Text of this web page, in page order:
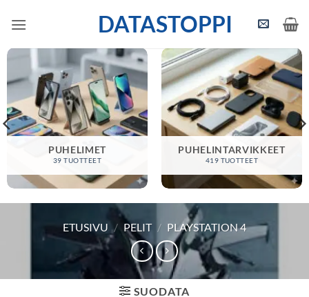
DATASTOPPI
PUHELIMET
39 TUOTTEET
PUHELINTARVIKKEET
419 TUOTTEET
ETUSIVU / PELIT / PLAYSTATION 4
SUODATA